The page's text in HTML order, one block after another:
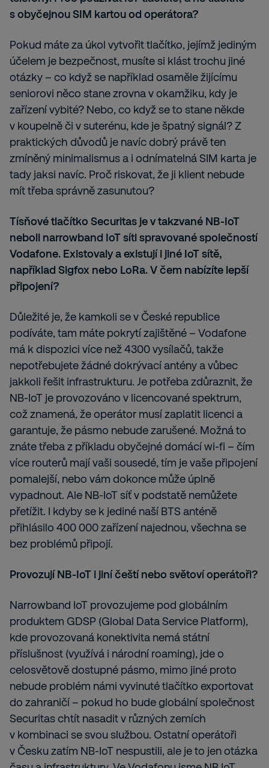
s obyčejnou SIM kartou od operátora?
Pokud máte za úkol vytvořit tlačítko, jejímž jediným
účelem je bezpečnost, musíte si klást trochu jiné
otázky – co když se například osaměle žijícímu
seniorovi něco stane zrovna v okamžiku, kdy je
zařízení vybité? Nebo, co když se to stane někde
v koupelně či v suterénu, kde je špatný signál? Z
praktických důvodů je navíc dobrý právě ten
zmíněný minimalismus a i odnímatelná SIM karta je
tady jaksi navíc. Proč riskovat, že ji klient nebude
mít třeba správně zasunutou?
Tísňové tlačítko Securitas je v takzvané NB-IoT
neboli narrowband IoT síti spravované společností
Vodafone. Existovaly a existují i jiné IoT sítě,
například Sigfox nebo LoRa. V čem nabízíte lepší
připojení?
Důležité je, že kamkoli se v České republice
podíváte, tam máte pokrytí zajištěné – Vodafone
má k dispozici více než 4300 vysílačů, takže
nepotřebujete žádné dokrývací antény a vůbec
jakkoli řešit infrastrukturu. Je potřeba zdůraznit, že
NB-IoT je provozováno v licencované spektrum,
což znamená, že operátor musí zaplatit licenci a
garantuje, že pásmo nebude zarušené. Možná to
znáte třeba z příkladu obyčejné domácí wi-fi – čím
více routerů mají vaši sousedé, tím je vaše připojení
pomalejší, nebo vám dokonce může úplně
vypadnout. Ale NB-IoT síť v podstatě nemůžete
přetížit. I kdyby se k jediné naší BTS anténě
přihlásilo 400 000 zařízení najednou, všechna se
bez problémů připojí.
Provozují NB-IoT i jiní čeští nebo světoví operátoři?
Narrowband IoT provozujeme pod globálním
produktem GDSP (Global Data Service Platform),
kde provozovaná konektivita nemá státní
příslušnost (využívá i národní roaming), jde o
celosvětově dostupné pásmo, mimo jiné proto
nebude problém námi vyvinuté tlačítko exportovat
do zahraničí – pokud ho bude globální společnost
Securitas chtít nasadit v různých zemích
v kombinaci se svou službou. Ostatní operátoři
v Česku zatím NB-IoT nespustili, ale je to jen otázka